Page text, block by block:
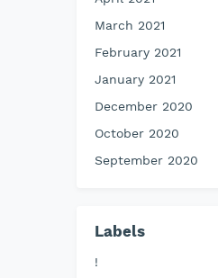
March 2021
February 2021
January 2021
December 2020
October 2020
September 2020
Labels
!